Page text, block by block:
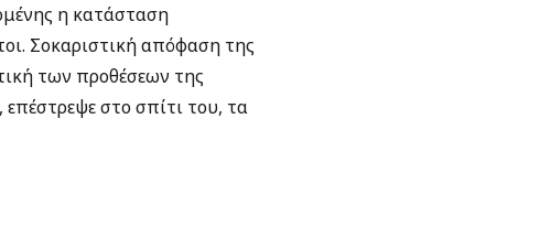
η κατάσταση
Σοκαριστική απόφαση της
των προθέσεων της
στο σπίτι του, τα